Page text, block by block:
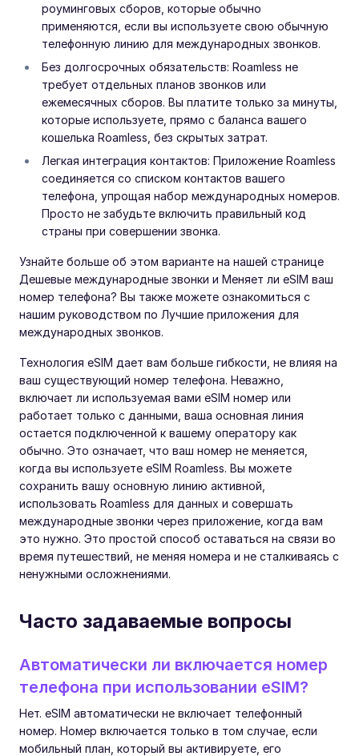
роуминговых сборов, которые обычно
применяются, если вы используете свою обычную
телефонную линию для международных звонков.
Без долгосрочных обязательств: Roamless не
требует отдельных планов звонков или
ежемесячных сборов. Вы платите только за минуты,
которые используете, прямо с баланса вашего
кошелька Roamless, без скрытых затрат.
Легкая интеграция контактов: Приложение Roamless
соединяется со списком контактов вашего
телефона, упрощая набор международных номеров.
Просто не забудьте включить правильный код
страны при совершении звонка.
Узнайте больше об этом варианте на нашей странице
Дешевые международные звонки и Меняет ли eSIM ваш
номер телефона? Вы также можете ознакомиться с
нашим руководством по Лучшие приложения для
международных звонков.
Технология eSIM дает вам больше гибкости, не влияя на
ваш существующий номер телефона. Неважно,
включает ли используемая вами eSIM номер или
работает только с данными, ваша основная линия
остается подключенной к вашему оператору как
обычно. Это означает, что ваш номер не меняется,
когда вы используете eSIM Roamless. Вы можете
сохранить вашу основную линию активной,
использовать Roamless для данных и совершать
международные звонки через приложение, когда вам
это нужно. Это простой способ оставаться на связи во
время путешествий, не меняя номера и не сталкиваясь с
ненужными осложнениями.
Часто задаваемые вопросы
Автоматически ли включается номер
телефона при использовании eSIM?
Нет. eSIM автоматически не включает телефонный
номер. Номер включается только в том случае, если
мобильный план, который вы активируете, его